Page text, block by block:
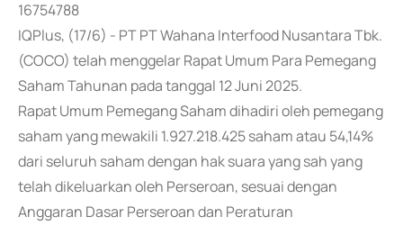
16754788
IQPlus, (17/6) - PT PT Wahana Interfood Nusantara Tbk.
(COCO) telah menggelar Rapat Umum Para Pemegang
Saham Tahunan pada tanggal 12 Juni 2025.
Rapat Umum Pemegang Saham dihadiri oleh pemegang
saham yang mewakili 1.927.218.425 saham atau 54,14%
dari seluruh saham dengan hak suara yang sah yang
telah dikeluarkan oleh Perseroan, sesuai dengan
Anggaran Dasar Perseroan dan Peraturan